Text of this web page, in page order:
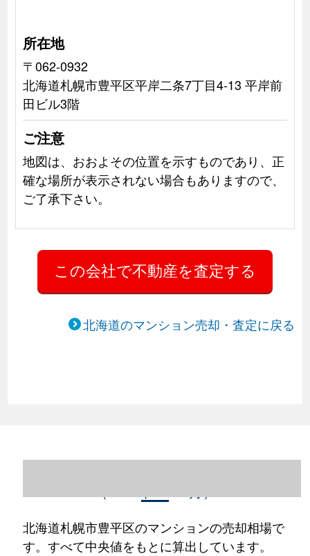
所在地
〒062-0932
北海道札幌市豊平区平岸二条7丁目4-13 平岸前
田ビル3階
ご注意
地図は、おおよその位置を示すものであり、正
確な場所が表示されない場合もありますので、
ご了承下さい。
北海道のマンション売却・査定に戻る
北海道札幌市豊平区のマンションの売却相場で
す。すべて中央値をもとに算出しています。